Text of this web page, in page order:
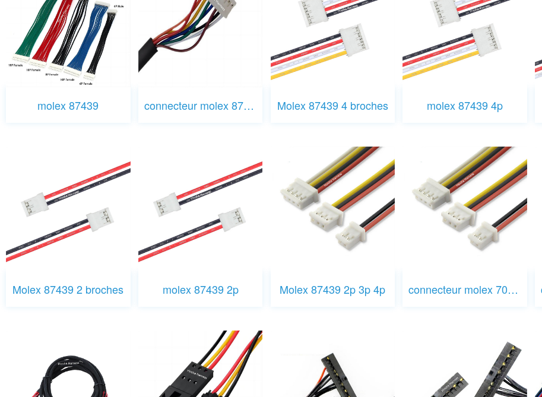
molex 87439 connecteur molex 87439 8 broches Molex 87439 4 broches molex 87439 4p
Molex 87439 2 broches molex 87439 2p Molex 87439 2p 3p 4p connecteur molex 70066 11p